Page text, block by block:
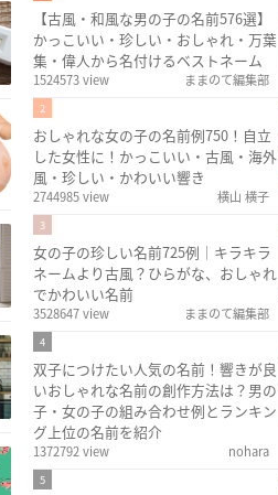
【古風・和風な男の子の名前576選】
かっこいい・珍しい・おしゃれ・万葉
集・偉人から名付けるベストネーム
1524573 view ままのて編集部
2
おしゃれな女の子の名前例750！自立
した女性に！かっこいい・古風・海外
風・珍しい・かわいい響き
2744985 view 横山 横子
3
女の子の珍しい名前725例｜キラキラ
ネームより古風？ひらがな、おしゃれ
でかわいい名前
3528647 view ままのて編集部
4
双子につけたい人気の名前！響きが良
いおしゃれな名前の創作方法は？男の
子・女の子の組み合わせ例とランキン
グ上位の名前を紹介
1372792 view nohara
5